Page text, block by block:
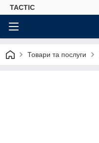
TACTIC
Товари та послуги